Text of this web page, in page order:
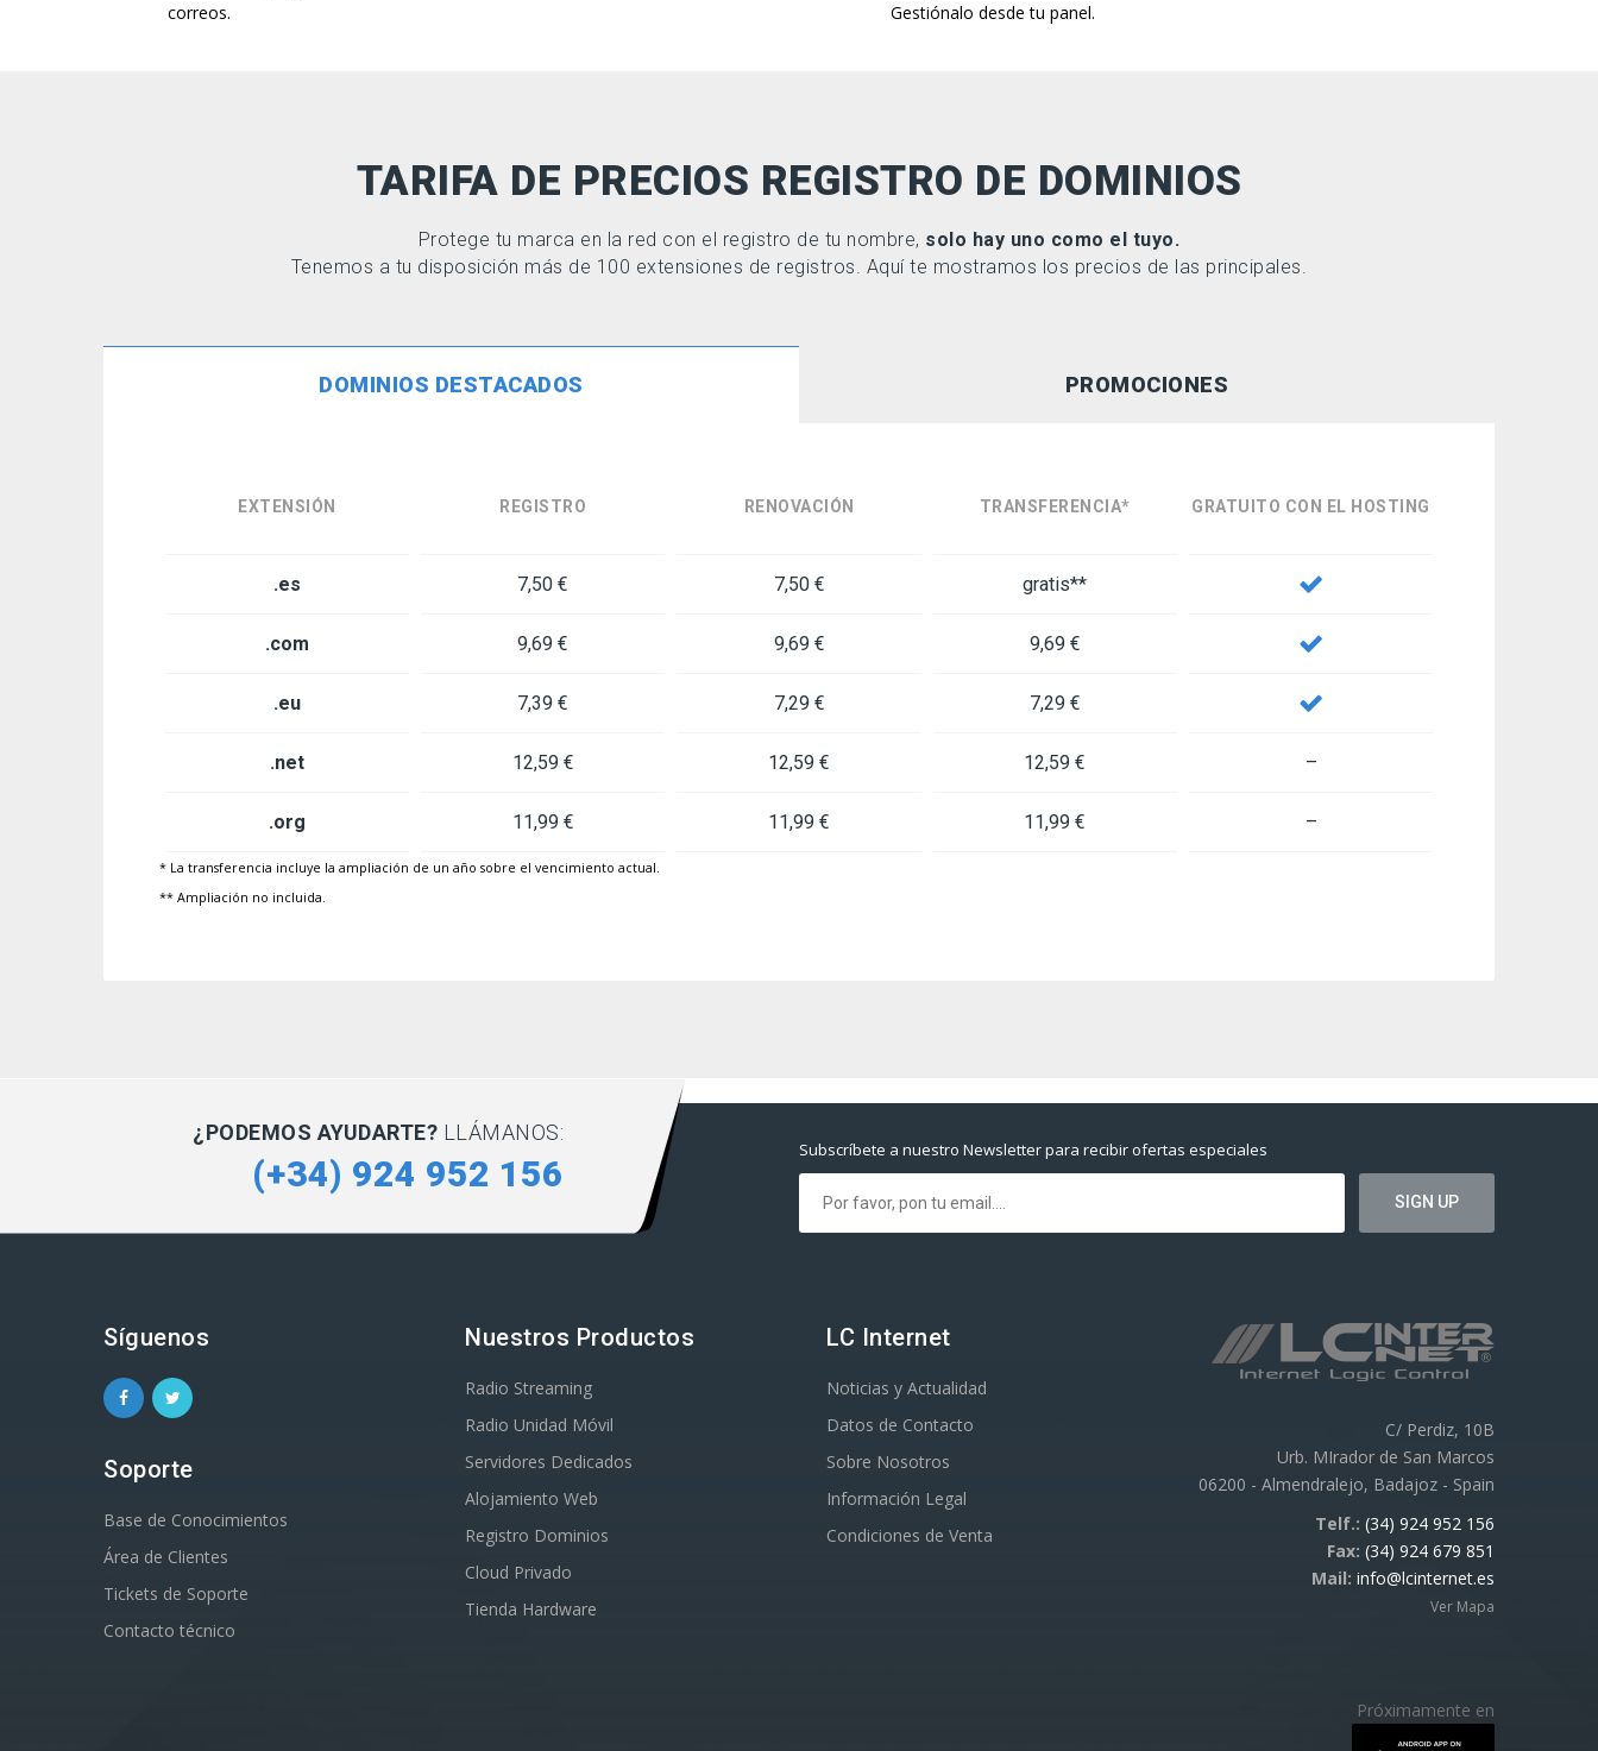
correos.
Gestiónalo desde tu panel.
TARIFA DE PRECIOS REGISTRO DE DOMINIOS
Protege tu marca en la red con el registro de tu nombre, solo hay uno como el tuyo.
Tenemos a tu disposición más de 100 extensiones de registros. Aquí te mostramos los precios de las principales.
DOMINIOS DESTACADOS PROMOCIONES
EXTENSIÓN
.es
.com
.eu
.net
.org
REGISTRO
7,50 €
9,69 €
7,39 €
12,59 €
11,99 €
RENOVACIÓN
7,50 €
9,69 €
7,29 €
12,59 €
11,99 €
TRANSFERENCIA*
gratis**
9,69 €
7,29 €
12,59 €
11,99 €
GRATUITO CON EL HOSTING
–
–
* La transferencia incluye la ampliación de un año sobre el vencimiento actual.
** Ampliación no incluida.
¿PODEMOS AYUDARTE? LLÁMANOS:
(+34) 924 952 156
Subscríbete a nuestro Newsletter para recibir ofertas especiales
Síguenos
Soporte
Base de Conocimientos
Área de Clientes
Tickets de Soporte
Contacto técnico
Nuestros Productos
Radio Streaming
Radio Unidad Móvil
Servidores Dedicados
Alojamiento Web
Registro Dominios
Cloud Privado
Tienda Hardware
LC Internet
Noticias y Actualidad
Datos de Contacto
Sobre Nosotros
Información Legal
Condiciones de Venta
C/ Perdiz, 10B
Urb. MIrador de San Marcos
06200 - Almendralejo, Badajoz - Spain
Telf.: (34) 924 952 156
Fax: (34) 924 679 851
Mail: info@lcinternet.es
Ver Mapa
Próximamente en